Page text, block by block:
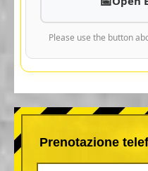
Please use the button
Prenotazione